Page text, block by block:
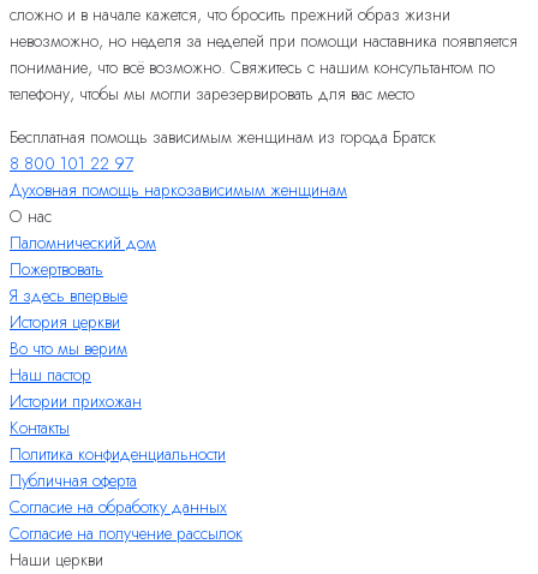
сложно и в начале кажется, что бросить прежний образ жизни
невозможно, но неделя за неделей при помощи наставника появляется
понимание, что всё возможно. Свяжитесь с нашим консультантом по
телефону, чтобы мы могли зарезервировать для вас место
Бесплатная помощь зависимым женщинам из города Братск
8 800 101 22 97
Духовная помощь наркозависимым женщинам
О нас
Паломнический дом
Пожертвовать
Я здесь впервые
История церкви
Во что мы верим
Наш пастор
Истории прихожан
Контакты
Политика конфиденциальности
Публичная оферта
Согласие на обработку данных
Согласие на получение рассылок
Наши церкви